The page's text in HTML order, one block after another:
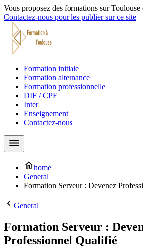
Vous proposez des formations sur Toulouse
Contactez-nous pour les publier sur ce site
Formation initiale
Formation alternance
Formation professionnelle
DIF / CPF
Inter
Enseignement
Contactez-nous
home
General
Formation Serveur : Devenez
General
Formation Serveur :
Professionnel Qualifié